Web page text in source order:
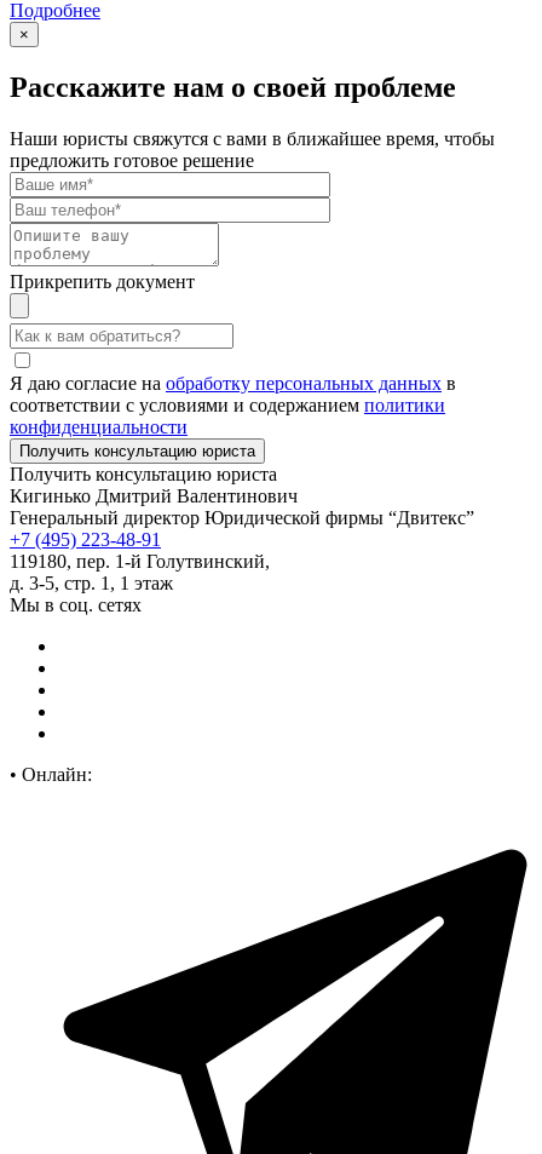
Подробнее
×
Расскажите нам о своей проблеме
Наши юристы свяжутся с вами в ближайшее время, чтобы
предложить готовое решение
Прикрепить документ
Я даю согласие на обработку персональных данных в
соответствии с условиями и содержанием политики
конфиденциальности
Получить консультацию юриста
Кигинько Дмитрий Валентинович
Генеральный директор Юридической фирмы “Двитекс”
+7 (495) 223-48-91
119180, пер. 1-й Голутвинский,
д. 3-5, стр. 1, 1 этаж
Мы в соц. сетях
• Онлайн: